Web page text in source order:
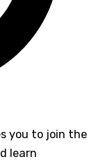
you to join the
learn